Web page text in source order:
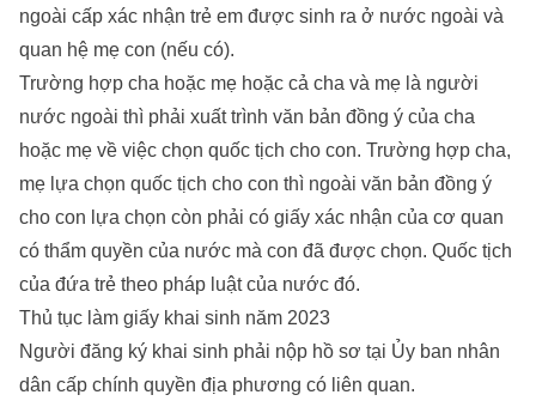
ngoài cấp xác nhận trẻ em được sinh ra ở nước ngoài và
quan hệ mẹ con (nếu có).
Trường hợp cha hoặc mẹ hoặc cả cha và mẹ là người
nước ngoài thì phải xuất trình văn bản đồng ý của cha
hoặc mẹ về việc chọn quốc tịch cho con. Trường hợp cha,
mẹ lựa chọn quốc tịch cho con thì ngoài văn bản đồng ý
cho con lựa chọn còn phải có giấy xác nhận của cơ quan
có thẩm quyền của nước mà con đã được chọn. Quốc tịch
của đứa trẻ theo pháp luật của nước đó.
Thủ tục làm giấy khai sinh năm 2023
Người đăng ký khai sinh phải nộp hồ sơ tại Ủy ban nhân
dân cấp chính quyền địa phương có liên quan.